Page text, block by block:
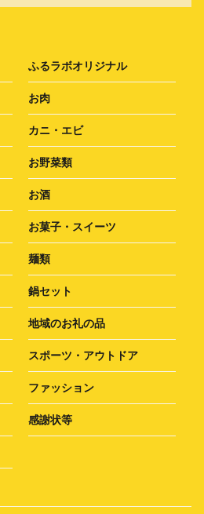
ふるラボオリジナル
お肉
カニ・エビ
お野菜類
お酒
お菓子・スイーツ
麺類
鍋セット
地域のお礼の品
スポーツ・アウトドア
ファッション
感謝状等